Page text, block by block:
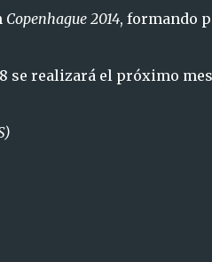
Copenhague 2014, formando
se realizará el próximo